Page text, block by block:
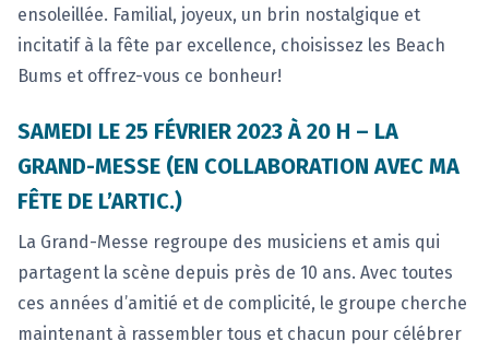
ensoleillée. Familial, joyeux, un brin nostalgique et
incitatif à la fête par excellence, choisissez les Beach
Bums et offrez-vous ce bonheur!
SAMEDI LE 25 FÉVRIER 2023 À 20 H – LA
GRAND-MESSE (EN COLLABORATION AVEC MA
FÊTE DE L’ARTIC.)
La Grand-Messe regroupe des musiciens et amis qui
partagent la scène depuis près de 10 ans. ‍Avec toutes
ces années d’amitié et de complicité, le groupe cherche
maintenant à rassembler tous et chacun pour célébrer